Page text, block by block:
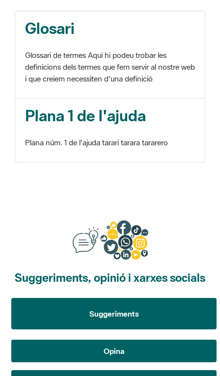
Glosari
Glossari de termes Aquí hi podeu trobar les
definicions dels termes que fem servir al nostre web
i que creiem necessiten d'una definició
Plana 1 de l'ajuda
Plana núm. 1 de l'ajuda tarari tarara tararero
Suggeriments, opinió i xarxes socials
Suggeriments
Opina